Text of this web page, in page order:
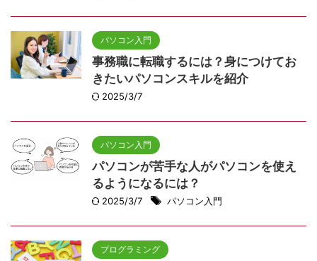
パソコン入門
事務職に転職するには？身につけてお
きたいパソコンスキルを紹介
2025/3/7
パソコン入門
パソコンが苦手な人がパソコンを使え
るようになるには？
2025/3/7 パソコン入門
プログラミング